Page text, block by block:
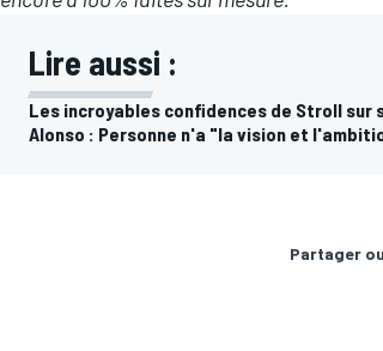
Lire aussi :
Les incroyables confidences de Stroll
Alonso : Personne n'a "la vision et
Partager